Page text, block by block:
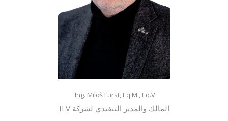
Ing. Miloš Fürst, Eq.M., Eq.V.
المالك والمدير التنفيذي لشركة ILV